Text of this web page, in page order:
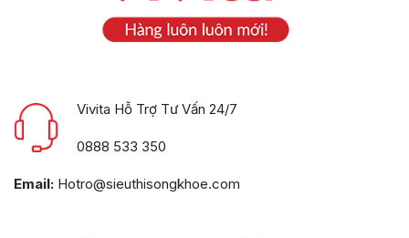
Vivita Hỗ Trợ Tư Vấn 24/7
0888 533 350
Email: Hotro@sieuthisongkhoe.com